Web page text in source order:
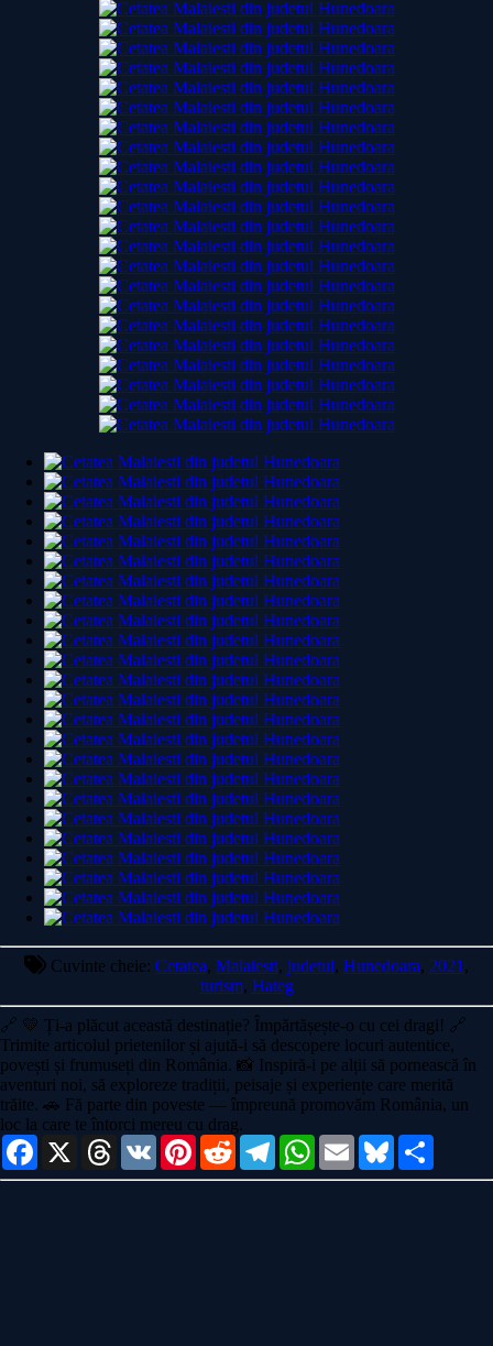
Cuvinte cheie: Cetatea, Malaiesti, judetul, Hunedoara, 2021 ,
turism, Hateg
🔗 💛 Ți-a plăcut această destinație? Împărtășește-o cu cei dragi! 🔗
Trimite articolul prietenilor și ajută-i să descopere locuri autentice,
povești și frumuseți din România. 📸 Inspiră-i pe alții să pornească în
aventuri noi, să exploreze tradiții, peisaje și experiențe care merită
trăite. 🚗 Fă parte din poveste — împreună promovăm România, un
loc la care te întorci mereu cu drag.
Facebook
X ThreadsVK PinterestRedditTelegramWhatsApp
Email Bluesky